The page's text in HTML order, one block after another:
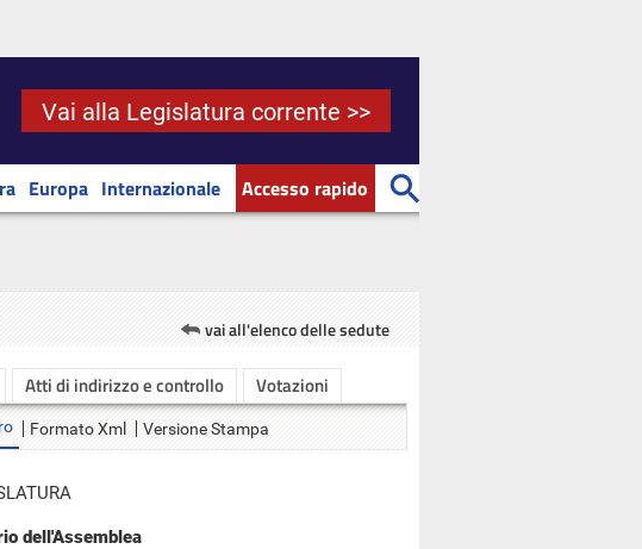
Vai alla Legislatura corrente >>
Europa Internazionale Accesso rapido
vai all'elenco delle sedute
Atti di indirizzo e controllo Votazioni
Formato Xml Versione Stampa
dell'Assemblea